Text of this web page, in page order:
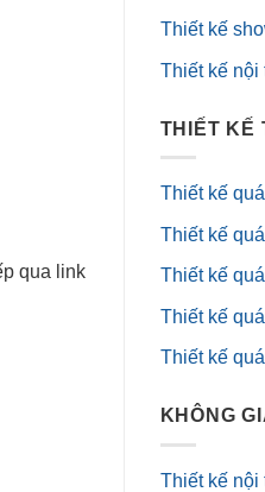
qua link
Thiết kế
Thiết kế nội
THIẾT KẾ
Thiết kế
Thiết kế
Thiết kế
Thiết kế
Thiết kế
KHÔNG
Thiết kế nội